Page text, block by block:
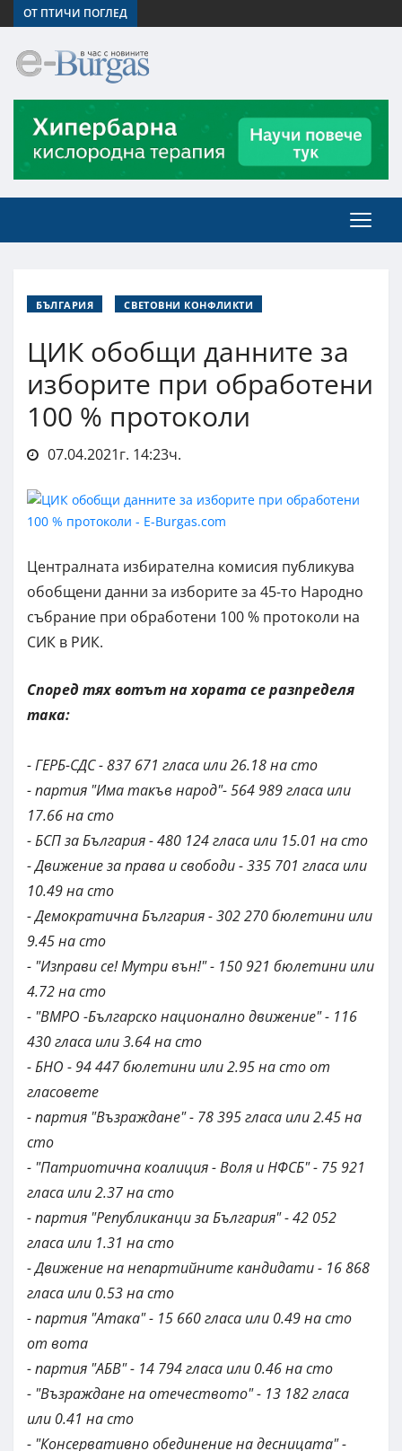
ОТ ПТИЧИ ПОГЛЕД
БЪЛГАРИЯ СВЕТОВНИ КОНФЛИКТИ
ЦИК обобщи данните за
изборите при обработени
100 % протоколи
07.04.2021г. 14:23ч.
Централната избирателна комисия публикува
обобщени данни за изборите за 45-то Народно
събрание при обработени 100 % протоколи на
СИК в РИК.
Според тях вотът на хората се разпределя
така:
- ГЕРБ-СДС - 837 671 гласа или 26.18 на сто
- партия "Има такъв народ"- 564 989 гласа или
17.66 на сто
- БСП за България - 480 124 гласа или 15.01 на сто
- Движение за права и свободи - 335 701 гласа или
10.49 на сто
- Демократична България - 302 270 бюлетини или
9.45 на сто
- "Изправи се! Мутри вън!" - 150 921 бюлетини или
4.72 на сто
- "ВМРО -Българско национално движение" - 116
430 гласа или 3.64 на сто
- БНО - 94 447 бюлетини или 2.95 на сто от
гласовете
- партия "Възраждане" - 78 395 гласа или 2.45 на
сто
- "Патриотична коалиция - Воля и НФСБ" - 75 921
гласа или 2.37 на сто
- партия "Републиканци за България" - 42 052
гласа или 1.31 на сто
- Движение на непартийните кандидати - 16 868
гласа или 0.53 на сто
- партия "Атака" - 15 660 гласа или 0.49 на сто
от вота
- партия "АБВ" - 14 794 гласа или 0.46 на сто
- "Възраждане на отечеството" - 13 182 гласа
или 0.41 на сто
- "Консервативно обединение на десницата" -